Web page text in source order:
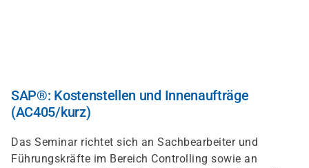
SAP®: Kostenstellen und Innenaufträge
(AC405/kurz)
Das Seminar richtet sich an Sachbearbeiter und
Führungskräfte im Bereich Controlling sowie an